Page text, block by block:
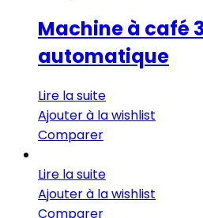
Machine à café
automatique
Lire la suite
Ajouter à la wishlist
Comparer
Lire la suite
Ajouter à la wishlist
Comparer